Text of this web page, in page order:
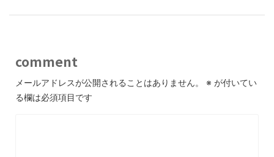
comment
メールアドレスが公開されることはありません。 ※ が付いてい
る欄は必須項目です